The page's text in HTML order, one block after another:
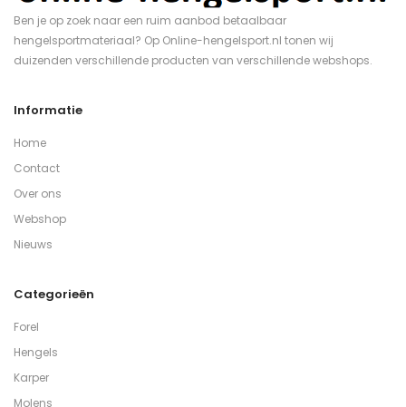
Ben je op zoek naar een ruim aanbod betaalbaar
hengelsportmateriaal? Op Online-hengelsport.nl tonen wij
duizenden verschillende producten van verschillende webshops.
Informatie
Home
Contact
Over ons
Webshop
Nieuws
Categorieën
Forel
Hengels
Karper
Molens